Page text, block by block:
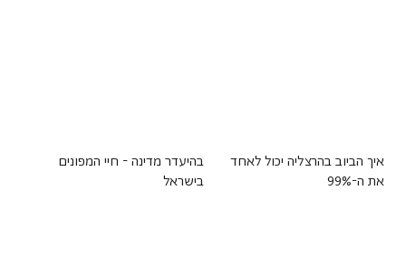
איך הביוב בהרצליה יכול לאחד
את ה-99%
בהיעדר מדינה - חיי המפונים
בישראל